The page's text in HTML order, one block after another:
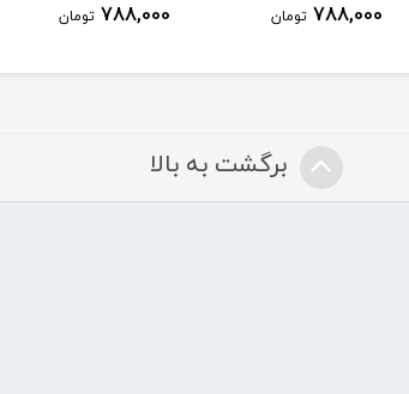
788,000 تومان 788,000 تومان
برگشت به بالا